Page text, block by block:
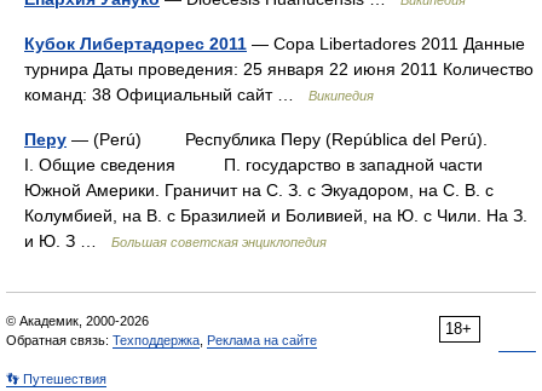
Кубок Либертадорес 2011 — Copa Libertadores 2011 Данные
турнира Даты проведения: 25 января 22 июня 2011 Количество
команд: 38 Официальный сайт …
Википедия
Перу — (Perú) Республика Перу (República del Perú).
I. Общие сведения П. государство в западной части
Южной Америки. Граничит на С. З. с Экуадором, на С. В. с
Колумбией, на В. с Бразилией и Боливией, на Ю. с Чили. На З.
и Ю. З …
Большая советская энциклопедия
18+
© Академик, 2000-2026
Обратная связь: Техподдержка Реклама на сайте
👣 Путешествия